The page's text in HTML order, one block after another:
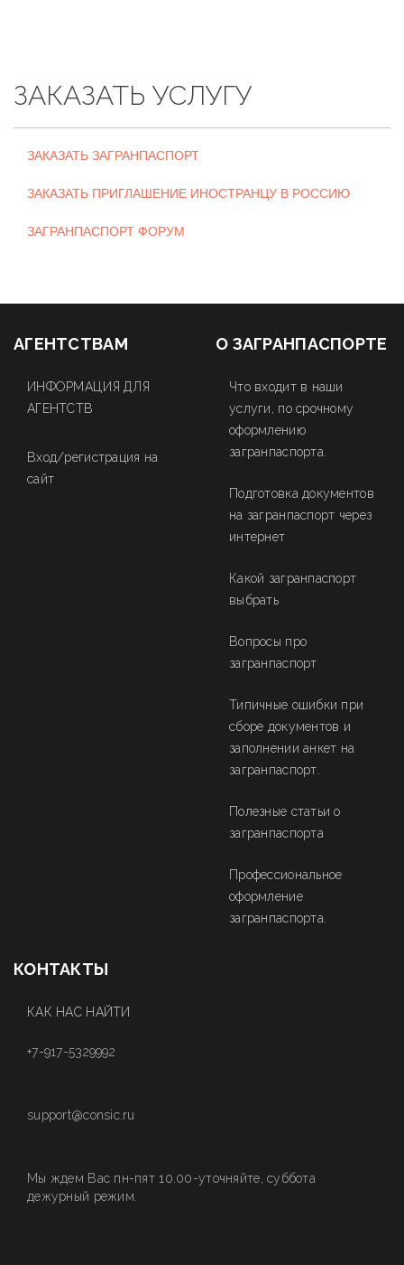
ЗАКАЗАТЬ УСЛУГУ
ЗАКАЗАТЬ ЗАГРАНПАСПОРТ
ЗАКАЗАТЬ ПРИГЛАШЕНИЕ ИНОСТРАНЦУ В РОССИЮ
ЗАГРАНПАСПОРТ ФОРУМ
АГЕНТСТВАМ
ИНФОРМАЦИЯ ДЛЯ
АГЕНТСТВ
Вход/регистрация на
сайт
О ЗАГРАНПАСПОРТЕ
Что входит в наши
услуги, по срочному
оформлению
загранпаспорта.
Подготовка документов
на загранпаспорт через
интернет
Какой загранпаспорт
выбрать
Вопросы про
загранпаспорт
Типичные ошибки при
сборе документов и
заполнении анкет на
загранпаспорт.
Полезные статьи о
загранпаспорта
Профессиональное
оформление
загранпаспорта.
КОНТАКТЫ
КАК НАС НАЙТИ
+7-917-5329992
support@consic.ru
Мы ждем Вас пн-пят 10.00-уточняйте, суббота
дежурный режим.